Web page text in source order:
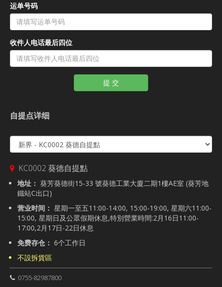
运单号码
收件人电话最后四位
提 交
自提点详细
KC0002 葵德自提點
地址： 葵芳葵德街15-33 號葵德工業大廈二期1樓AE室 (葵芳地
鐵站C出口)
营业时间： 星期一至五11:00-14:00, 15:00-19:00, 星期六11:00-
15:00, 星期日及公眾假期休息,特別營業時間:2月16日11:00-
17:00,2月17日-22日休息
免费存仓： 6个工作日
不設拆貨區
0755-82987800